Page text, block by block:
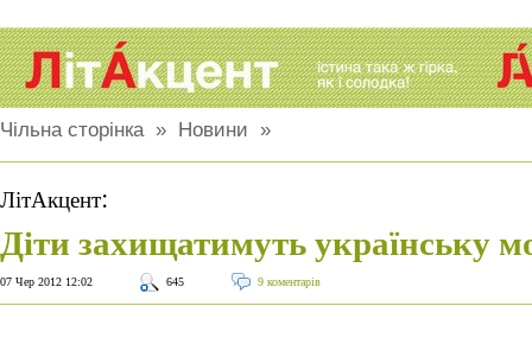
Чільна сторінка» Новини »
ЛітАкцент:
Діти захищатимуть українську
07 Чер 2012 12:02 645 9 коментарів